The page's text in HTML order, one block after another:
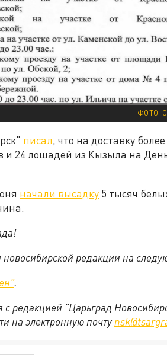
ФОТО:
писал, что на доставку
и 24 лошадей из Кызыла на
начали высадку 5 тысяч
редакции на
.
с редакцией "Царьград
на электронную почту